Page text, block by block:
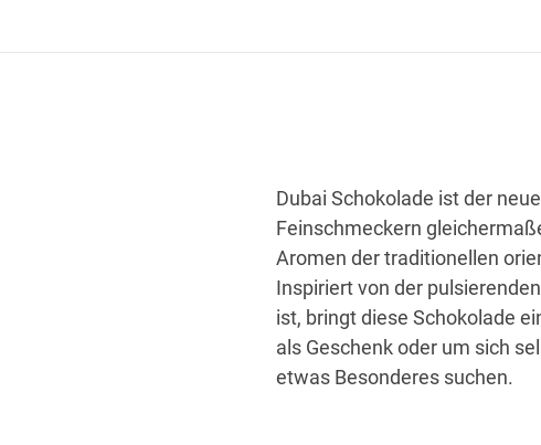
Dubai Schokolade ist der
Feinschmeckern
Aromen der traditionellen
Inspiriert von der
ist, bringt diese Schokolade
als Geschenk oder um sich
etwas Besonderes suchen.